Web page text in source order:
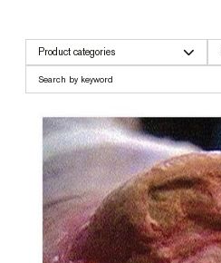
Product categories